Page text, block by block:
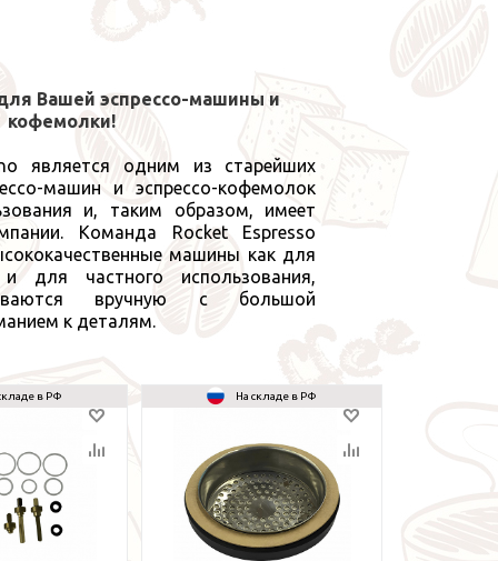
Вашей эспрессо-машины и
кофемолки!
является одним из старейших
машин и эспрессо-кофемолок
и, таким образом, имеет
Команда Rocket Espresso
машины как для
для частного использования,
вручную с большой
к деталям.
в РФ На складе в РФ